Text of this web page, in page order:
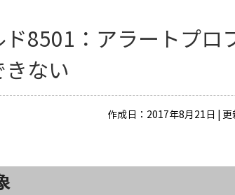
ド8501：アラートプ
ない
作成日：2017年8月21日 |